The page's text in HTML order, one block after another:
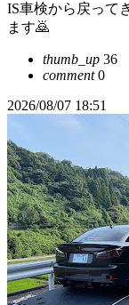
IS車検から戻って
ます🙇
thumb_up 36
comment0
2026/08/07 18:51